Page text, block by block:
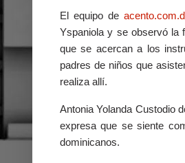
El equipo de
Yspaniola y se observó la
que se acercan a los
padres de niños que
realiza allí.
Antonia Yolanda Custodio
expresa que se siente
dominicanos.